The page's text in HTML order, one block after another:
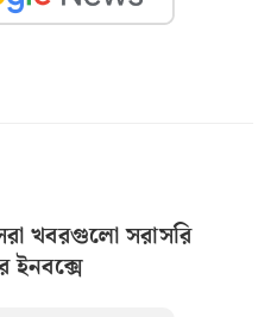
খবরগুলো সরাসরি